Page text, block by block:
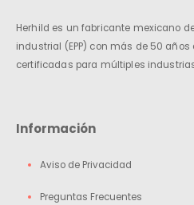
Herhild es un fabricante mexicano
industrial (EPP) con más de 50 años
certificadas para múltiples
Información
Aviso de Privacidad
Preguntas Frecuentes